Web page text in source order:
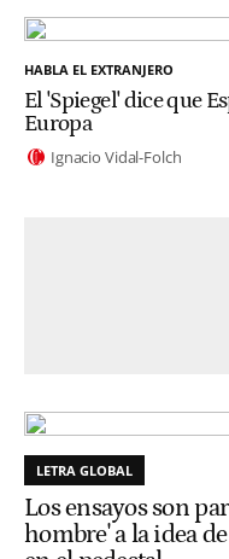
HABLA EL EXTRANJERO
El 'Spiegel' dice que
Europa
Ignacio Vidal-Folch
LETRA GLOBAL
Los ensayos son
hombre' a la idea